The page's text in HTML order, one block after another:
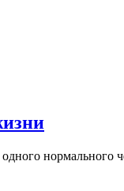
нормального